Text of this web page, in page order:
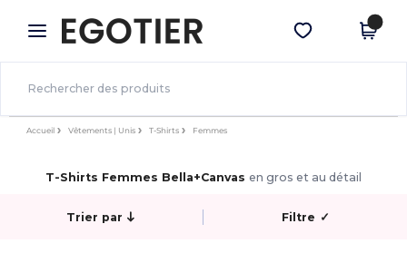
× Appli Egotier
Meilleurs prix sur l’app !
Obtenir l'appli
Accueil Vêtements | Unis T-Shirts Femmes
T-Shirts Femmes Bella+Canvas en gros et au détail
Trier par Filtre ✓